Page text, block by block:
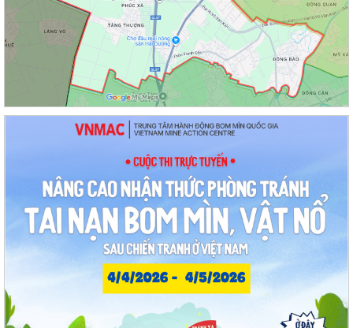
UBND phường tổ chức phiên họp tháng 8/2026 (lần 1).
Kế hoạch tổ chức Hội nghị tuyên truyền, phổ biến triển khai Luật sửa
đổi, bổ sung một số điều của...
Công tác tháng 8/2026 của Ủy ban nhân dân phường Thạch Khôi
Đồng chí Đặng Xuân Thưởng - Uỷ viên Thành uỷ, Phó Trưởng ban
thường trực Ban Nội chính Thành uỷ dự...
Nuôi con bằng sữa mẹ cho một “Khởi đầu bền vững - Phát huy những
thực hành tốt sẵn có”
Về việc thay đổi địa danh trên bảng hiệu tại các Nhà Văn hoá và tăng
cường công tác quản lý hoạt...
Phường Thạch Khôi tổ chức lấy mẫu sinh phẩm hài cốt liệt sĩ chưa xác
định được thông tin để giám...